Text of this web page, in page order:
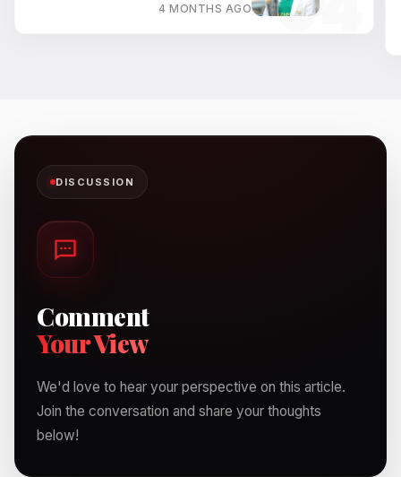
4 MONTHS AGO
DISCUSSION
Comment
Your View
We'd love to hear your perspective on this article.
Join the conversation and share your thoughts
below!